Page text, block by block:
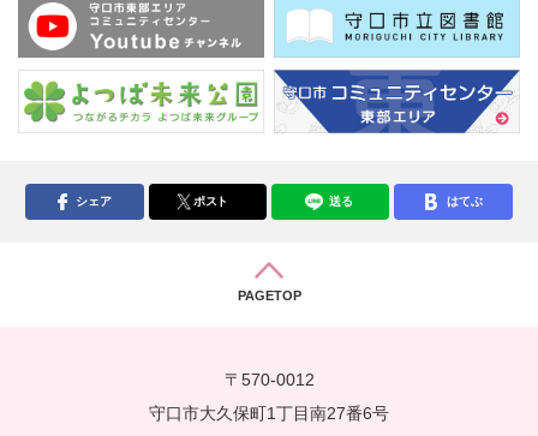
シェア ポスト 送る はてぶ
PAGETOP
〒570-0012
守口市大久保町1丁目南27番6号